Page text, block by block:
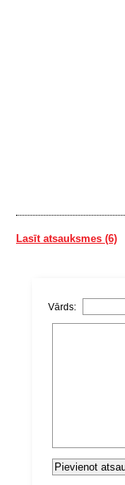
Lasīt atsauksmes (6)
Vārds: